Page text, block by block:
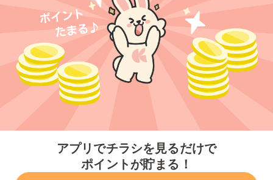
アプリでチラシを見るだけで
ポイントが貯まる！